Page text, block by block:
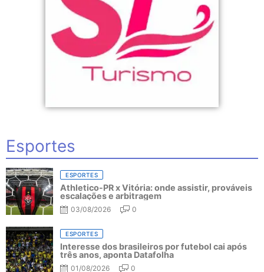
Esportes
ESPORTES
Athletico-PR x Vitória: onde assistir, prováveis
escalações e arbitragem
03/08/2026 0
ESPORTES
Interesse dos brasileiros por futebol cai após
três anos, aponta Datafolha
01/08/2026 0